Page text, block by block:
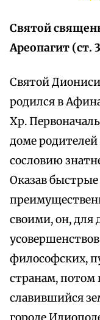
Святой
Ареопагит (ст.
Святой
родился в
Хр.
доме
сословию
Оказав быстрые
своими, он, для
философских,
странам, потом
славившийся